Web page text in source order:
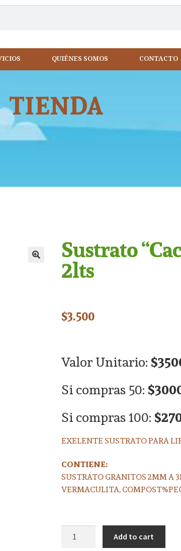
QUIÉNES SOMOS CONTACTO
TIENDA
Sustrato
2lts
$3.500
Valor Unitario:
Si compras 50:
Si compras 100:
EXELENTE SUSTRATO PARA
CONTIENE:
SUSTRATO GRANITOS 2MM A
VERMACULITA,
Add to cart